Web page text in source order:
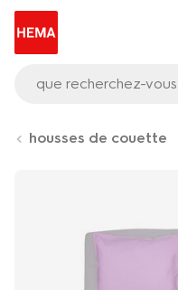
que recherchez-
housses de couette